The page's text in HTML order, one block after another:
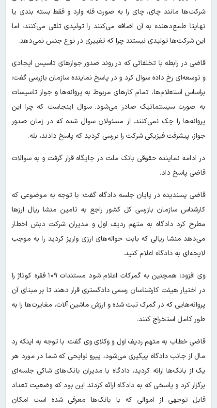
شرکت‌ها مانند چای، چای را به صورت فله وارد و فقط بسته بندی یا
نهایتا طمع‌دهنده به آن اضافه می‌کنند را تولیدی تلقی می‌کنند، اما
این شرکت‌ها تولیدی نیستند چرا که تغییری در نوع جنس نمی‌دهد.
قاضی در رابطه با تخلفاتی که در روند صدور جوازهای تاسیس ایجادی
و توسعه‌ای رخ داده سوال کرد و در پاسخ نماینده سازمان بازرسی گفت:
براساس استعلام‌ها، تمام کارهای مربوط به پروانه‌ها و جواز تاسیسات
به صورت سیستماتیک صادر می‌شود. سوال اینجاست که چرا این
پروانه‌ها را چک نمی‌کنند. از مسئولان سوال شده که در زمان صدور
جواز، پیشرفت فیزیکی شرکت را بررسی کردید که پاسخ دادند، بله.
در ادامه نماینده حقوقی بانک ملت در جایگاه قرار گرفت و به سوالات
قاضی پاسخ داد.
قاضی پسندیده در پایان جلسه دادگاه گفت: با توجه به موضوعی که
کارشناس سازمان بازرسی کل کشور راجع به تامین منشا ریال ارزها
مطرح کرد دادگاه به متهم ردیف اول و مدیران شرکت دبش اخطار
می‌دهد منشا ریالی که بابت حواله‌های ارزی واریز کردید را به موجب
لایحه‌ای به دادگاه اعلام کنید.
وی افزود: همچنین به گمرکات اعلام شود مستندات ۱۰۹ فقره کوتاژ را
در اختیار هیئت کارشناسان رسمی دادگستری قرار دهند تا بر مبنای آن
پروانه‌هایی که در گمرک ثبت شده و ارزش ماشین آلات، مغایرت‌ها را به
طور کامل استخراج کنند.
قاضی خطاب به متهم ردیف اول و وکلای وی گفت: با توجه به اینکه رد
مال از جانب دادگاه پیگیری می‌شود، پیرو لوایحی که شما در مورد هر
یک از بانک‌ها ارائه کردید، دادگاه با مدیران بانک‌های شاکی جلسه‌ای
برگزار کرد و پاسخی که به دادگاه ارائه کردند این بود که وضعیت تعداد
قابل توجهی از اموالی که با بانک‌ها معرفی شده است امکان